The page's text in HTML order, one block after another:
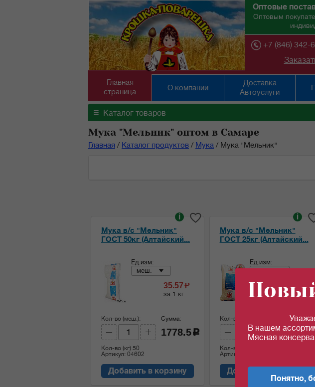
Оптовые
Оптовым
+7 (846) 342-
Главная
страница
О компании
Доставка
Автоуслуги
≡ Каталог товаров
Мука "Мельник" оптом в Самаре
Главная / Каталог продуктов / Мука / Мука "Мельник"
Мука в/с "Мельник"
ГОСТ 50кг (Алтайский...
i
Ед.изм:
меш.
35.57 c
за 1 кг
Кол-во (меш.):
Кол-во (кг) 50
Артикул: 04602
Сумма:
1778.5 c
Добавить в корзину
Мука в/с "Мельник"
ГОСТ 25кг (Алтайский...
i
Ед.изм:
меш.
36.25
за 1 кг
Кол-во (меш.):
Кол-во (кг)
Артикул: 04603
Сумма:
906.25
Добавить в корзину
В нашем
Мясная
Понятно,